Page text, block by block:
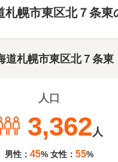
札幌市東区北７条東
道札幌市東区北７条東
人口
3,362人
男性： 45% 女性： 55%